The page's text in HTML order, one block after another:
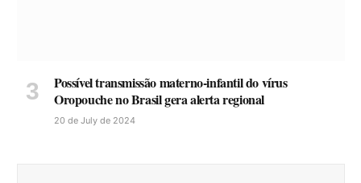
Possível transmissão materno-infantil do vírus
Oropouche no Brasil gera alerta regional
20 de July de 2024